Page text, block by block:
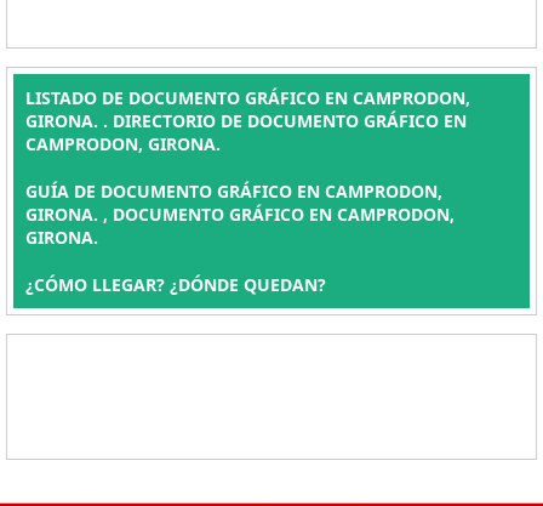
LISTADO DE DOCUMENTO GRÁFICO EN CAMPRODON,
GIRONA. . DIRECTORIO DE DOCUMENTO GRÁFICO EN
CAMPRODON, GIRONA.
GUÍA DE DOCUMENTO GRÁFICO EN CAMPRODON,
GIRONA. , DOCUMENTO GRÁFICO EN CAMPRODON,
GIRONA.
¿CÓMO LLEGAR? ¿DÓNDE QUEDAN?